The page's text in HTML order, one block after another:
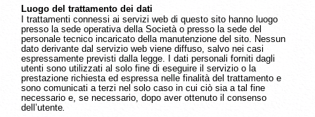
Luogo del trattamento dei dati
I trattamenti connessi ai servizi web di questo sito hanno luogo
presso la sede operativa della Società o presso la sede del
personale tecnico incaricato della manutenzione del sito. Nessun
dato derivante dal servizio web viene diffuso, salvo nei casi
espressamente previsti dalla legge. I dati personali forniti dagli
utenti sono utilizzati al solo fine di eseguire il servizio o la
prestazione richiesta ed espressa nelle finalità del trattamento e
sono comunicati a terzi nel solo caso in cui ciò sia a tal fine
necessario e, se necessario, dopo aver ottenuto il consenso
dell’utente.